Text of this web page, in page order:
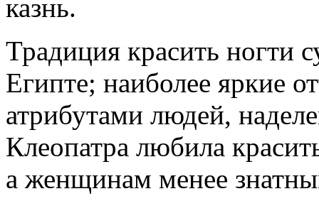
казнь.
Традиция красить ногти
Египте; наиболее яркие
атрибутами людей,
Клеопатра любила
а женщинам менее